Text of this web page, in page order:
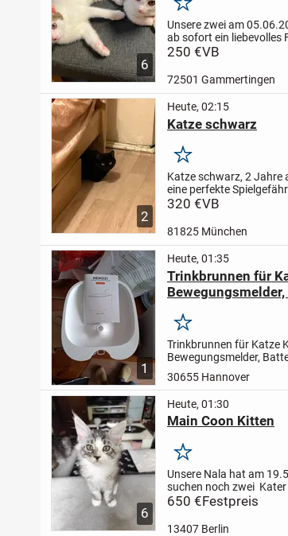
6
Merken
Unsere zwei am
ab sofort ein liebevolles
und menschenbezogen.
250 €VB
72501 Gammertingen
2
Heute, 02:15
Katze schwarz
Merken
Katze schwarz, 2 Jahre
eine perfekte
320 €VB
81825 München
1
Heute, 01:35
Trinkbrunnen für
Innenbereich
Merken
Trinkbrunnen für Katze
Bewegungsmelder,
30655 Hannover
6
Heute, 01:30
Main Coon Kitten
Merken
Unsere Nala hat am
suchen noch zwei Kater
Wochen alt ,wurden
650 €Festpreis
13407 Berlin